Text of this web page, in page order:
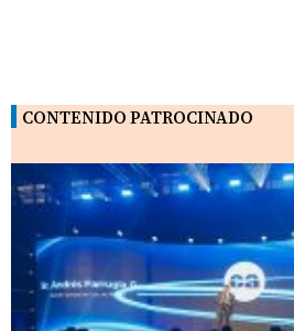
CONTENIDO PATROCINADO